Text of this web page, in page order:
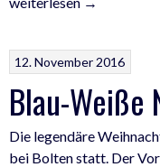
Petersen
als
Landessiegerin
geehrt“
12. November 2016
Blau-Weiße
Die legendäre
bei Bolten statt. Der